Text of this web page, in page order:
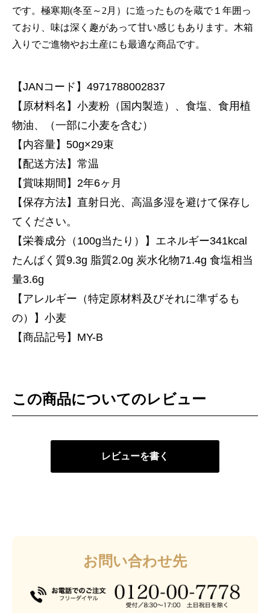
です。極寒期(冬至～2月）に造ったものを蔵で１年囲っ
ており、味は深く趣があって甘い感じもあります。木箱
入りでご進物やお土産にも最適な商品です。
【JANコード】4971788002837
【原材料名】小麦粉（国内製造）、食塩、食用植
物油、（一部に小麦を含む）
【内容量】50g×29束
【配送方法】常温
【賞味期間】2年6ヶ月
【保存方法】直射日光、高温多湿を避けて保存し
てください。
【栄養成分（100g当たり）】エネルギー341kcal
たんぱく質9.3g 脂質2.0g 炭水化物71.4g 食塩相当
量3.6g
【アレルギー（特定原材料及びそれに準ずるも
の）】小麦
【商品記号】MY-B
この商品についてのレビュー
レビューを書く
お問い合わせ先